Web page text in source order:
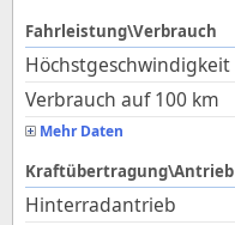
Fahrleistung\Verbrauch
Höchstgeschwindigkeit
Verbrauch auf 100 km
Mehr Daten
Kraftübertragung\Antrieb
Hinterradantrieb